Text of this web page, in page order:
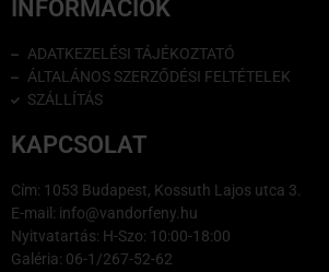
INFORMÁCIÓK
ADATKEZELÉSI TÁJÉKOZTATÓ
ÁLTALÁNOS SZERZŐDÉSI FELTÉTELEK
SZÁLLÍTÁS
KAPCSOLAT
Cím: 1053 Budapest, Kossuth Lajos utca 3.
E-mail: info@vandorfeny.hu
Nyitvatartás: H-Szo: 10:00-18:00
Galéria: 06-1/267-52-62